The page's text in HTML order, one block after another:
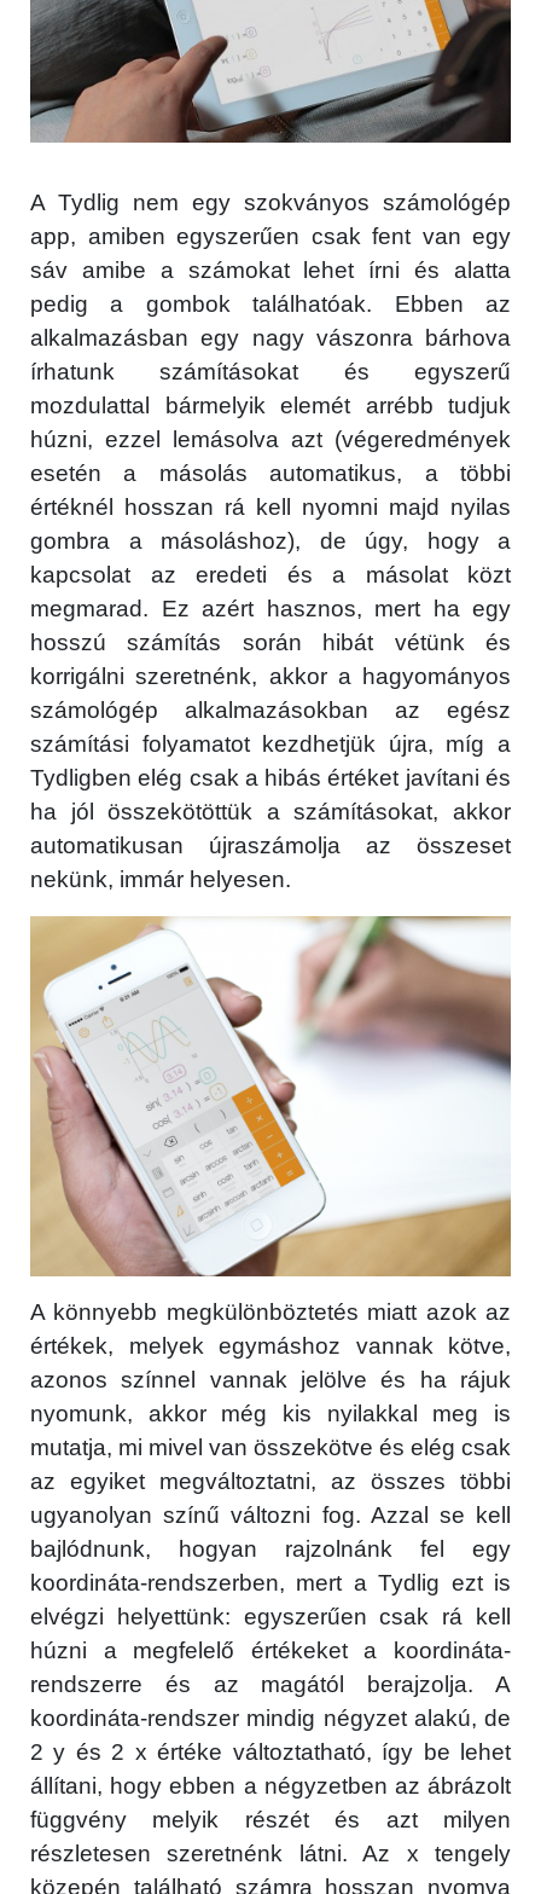
A Tydlig nem egy szokványos számológép
app, amiben egyszerűen csak fent van egy
sáv amibe a számokat lehet írni és alatta
pedig a gombok találhatóak. Ebben az
alkalmazásban egy nagy vászonra bárhova
írhatunk számításokat és egyszerű
mozdulattal bármelyik elemét arrébb tudjuk
húzni, ezzel lemásolva azt (végeredmények
esetén a másolás automatikus, a többi
értéknél hosszan rá kell nyomni majd nyilas
gombra a másoláshoz), de úgy, hogy a
kapcsolat az eredeti és a másolat közt
megmarad. Ez azért hasznos, mert ha egy
hosszú számítás során hibát vétünk és
korrigálni szeretnénk, akkor a hagyományos
számológép alkalmazásokban az egész
számítási folyamatot kezdhetjük újra, míg a
Tydligben elég csak a hibás értéket javítani és
ha jól összekötöttük a számításokat, akkor
automatikusan újraszámolja az összeset
nekünk, immár helyesen.
A könnyebb megkülönböztetés miatt azok az
értékek, melyek egymáshoz vannak kötve,
azonos színnel vannak jelölve és ha rájuk
nyomunk, akkor még kis nyilakkal meg is
mutatja, mi mivel van összekötve és elég csak
az egyiket megváltoztatni, az összes többi
ugyanolyan színű változni fog. Azzal se kell
bajlódnunk, hogyan rajzolnánk fel egy
koordináta-rendszerben, mert a Tydlig ezt is
elvégzi helyettünk: egyszerűen csak rá kell
húzni a megfelelő értékeket a koordináta-
rendszerre és az magától berajzolja. A
koordináta-rendszer mindig négyzet alakú, de
2 y és 2 x értéke változtatható, így be lehet
állítani, hogy ebben a négyzetben az ábrázolt
függvény melyik részét és azt milyen
részletesen szeretnénk látni. Az x tengely
közepén található számra hosszan nyomva